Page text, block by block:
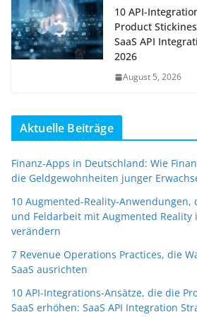
10 API-
Product
SaaS API
2026
August 5, 2026
Aktuelle Beiträge
Finanz-Apps in Deutschland: Wie
die Geldgewohnheiten junger
10 Augmented-Reality-
und Feldarbeit mit Augmented Reality
verändern
7 Revenue Operations Practices, die
SaaS ausrichten
10 API-Integrations-Ansätze, die die
SaaS erhöhen: SaaS API Integration